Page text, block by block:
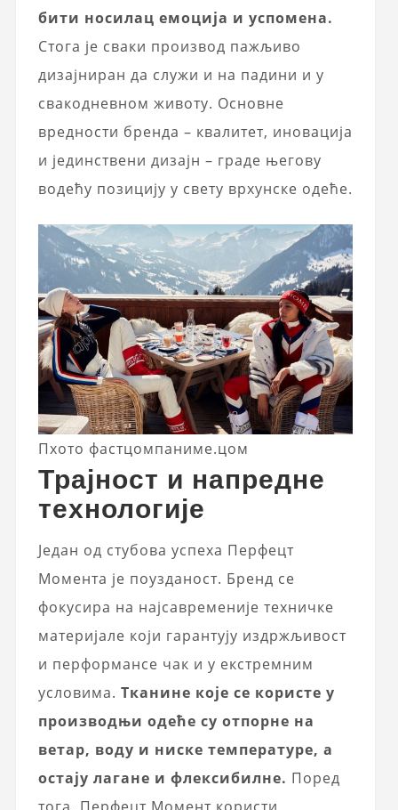
бити носилац емоција и успомена.
Стога је сваки производ пажљиво
дизајниран да служи и на падини и у
свакодневном животу. Основне
вредности бренда – квалитет, иновација
и јединствени дизајн – граде његову
водећу позицију у свету врхунске одеће.
Пхото фастцомпаниме.цом
Трајност и напредне
технологије
Један од стубова успеха Перфецт
Момента је поузданост. Бренд се
фокусира на најсавременије техничке
материјале који гарантују издржљивост
и перформансе чак и у екстремним
условима. Тканине које се користе у
производњи одеће су отпорне на
ветар, воду и ниске температуре, а
остају лагане и флексибилне. Поред